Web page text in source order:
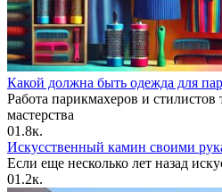
Какой должна быть одежда для
Работа парикмахеров и стилистов
мастерства
01.8к.
Искусственный камин своими
Если еще несколько лет назад
01.2к.